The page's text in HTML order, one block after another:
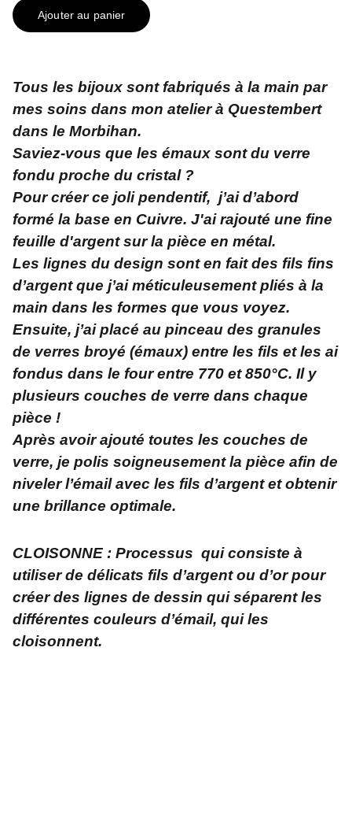
Ajouter au panier
Tous les bijoux sont fabriqués à la main par
mes soins dans mon atelier à Questembert
dans le Morbihan.
Saviez-vous que les émaux sont du verre
fondu proche du cristal ?
Pour créer ce joli pendentif, j’ai d’abord
formé la base en Cuivre. J'ai rajouté une fine
feuille d'argent sur la pièce en métal.
Les lignes du design sont en fait des fils fins
d’argent que j’ai méticuleusement pliés à la
main dans les formes que vous voyez.
Ensuite, j’ai placé au pinceau des granules
de verres broyé (émaux) entre les fils et les ai
fondus dans le four entre 770 et 850°C. Il y
plusieurs couches de verre dans chaque
pièce !
Après avoir ajouté toutes les couches de
verre, je polis soigneusement la pièce afin de
niveler l’émail avec les fils d’argent et obtenir
une brillance optimale.
CLOISONNE : Processus qui consiste à
utiliser de délicats fils d’argent ou d’or pour
créer des lignes de dessin qui séparent les
différentes couleurs d’émail, qui les
cloisonnent.